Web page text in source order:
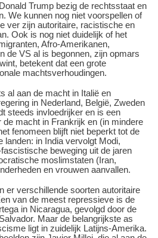
Trump bezig de rechtsstaat en
We kunnen nog niet voorspellen of
ver zijn autoritaire, racistische en
Ook is nog niet duidelijk of het
Afro-Amerikanen,
de VS al is begonnen, zijn opmars
betekent dat een grote
machtsverhoudingen.
al aan de macht in Italië en
in Nederland, België, Zweden
steeds invloedrijker en is een
macht in Frankrijk en (in mindere
fenomeen blijft niet beperkt tot de
landen: in India vervolgt Modi,
beweging uit de jaren
moslimstaten (Iran,
en vrouwen aanvallen.
er verschillende soorten autoritaire
van de meest repressieve is de
in Nicaragua, gevolgd door de
Maar de belangrijkste as
ligt in zuidelijk Latijns-Amerika.